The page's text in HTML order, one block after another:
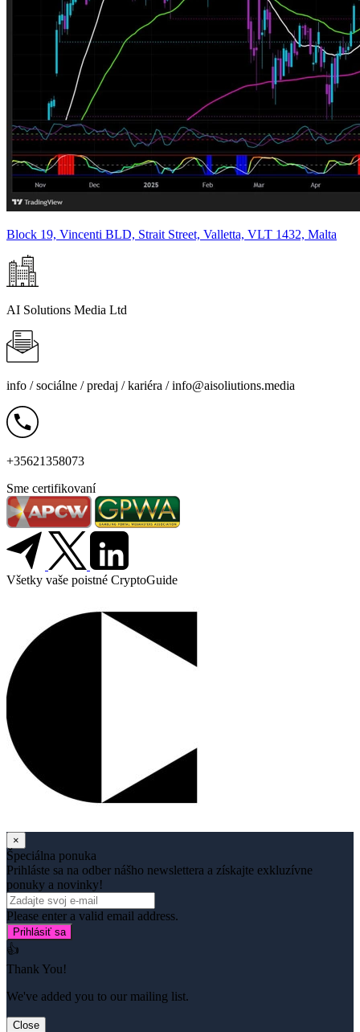
Block 19, Vincenti BLD, Strait Street, Valletta, VLT 1432, Malta
AI Solutions Media Ltd
info /sociálne /predaj /kariéra /info@aisoliutions.media
+35621358073
Sme certifikovaní
Všetky vaše poistné CryptoGuide
×
Špeciálna ponuka
Prihláste sa na odber nášho newslettera a získajte exkluzívne
ponuky a novinky!
Please enter a valid email address.
Prihlásiť sa
👍
Thank You!
We've added you to our mailing list.
Close